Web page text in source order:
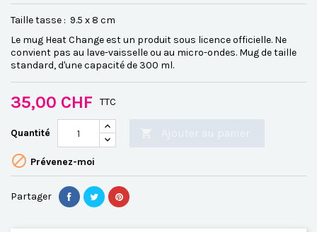
Taille tasse : 9.5 x 8 cm
Le mug Heat Change est un produit sous licence officielle. Ne
convient pas au lave-vaisselle ou au micro-ondes. Mug de taille
standard, d'une capacité de 300 ml.
35,00 CHF TTC
Quantité
 Prévenez-moi
Partager